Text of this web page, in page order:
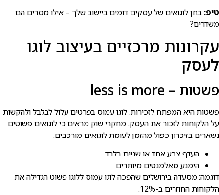
טיפ: בחן לוגואים של עסקים דומים ביישוב שלך – אילו מסרים הם
משדרים?
עקרונות מרכזיים בעיצוב לוגו
לעסק
פשטות – less is more
פשטות היא המפתח לזכירות. לוגו עמוס בפרטים עלול לבלבל ולהקשות
על הלקוחות לזכור את העסק. מחקרי שוק מראים כי לוגואים פשוטים
נשארים בזיכרון כפול מהזמן לעומת לוגואים מורכבים.
העדף צבע אחד או שניים בלבד
הימנע מאלמנטים מיותרים
דוגמה: מסעדה בירושלים שהפכה לוגו עמוס ללוגו פשוט הגדילה את
הלקוחות החוזרים ב-12%.